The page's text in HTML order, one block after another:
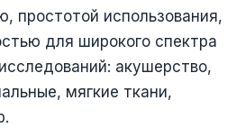
простотой использования,
для широкого спектра
акушерство,
мягкие ткани,